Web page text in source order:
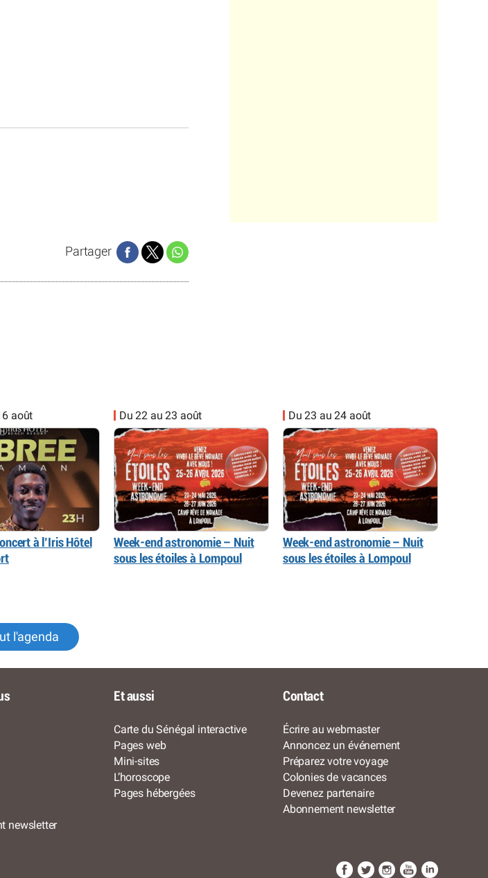
Partager
août
à l’Iris Hôtel
Du 22 au 23 août
Week-end astronomie – Nuit
sous les étoiles à Lompoul
Du 23 au 24 août
Week-end astronomie – Nuit
sous les étoiles à Lompoul
l'agenda
newsletter
Et aussi
Carte du Sénégal interactive
Pages web
Mini-sites
L’horoscope
Pages hébergées
Contact
Écrire au webmaster
Annoncez un événement
Préparez votre voyage
Colonies de vacances
Devenez partenaire
Abonnement newsletter